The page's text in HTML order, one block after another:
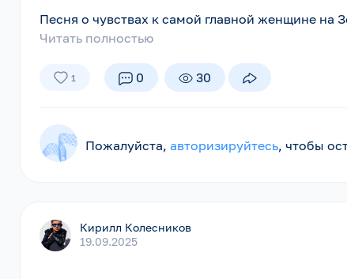
Песня о чувствах к самой главной женщине на
Читать полностью
1 0 30
Пожалуйста,авторизируйтесь, чтобы
Кирилл Колесников
19.09.2025